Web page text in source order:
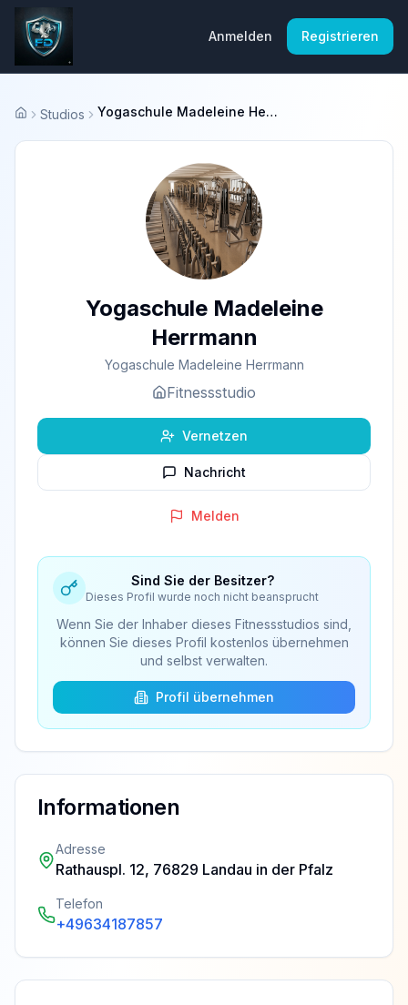
Anmelden Registrieren
Startseite
Studios Yogaschule Madeleine Herrmann
Yogaschule Madeleine
Herrmann
Yogaschule Madeleine Herrmann
Fitnessstudio
Vernetzen
Nachricht
Melden
Sind Sie der Besitzer?
Dieses Profil wurde noch nicht beansprucht
Wenn Sie der Inhaber dieses Fitnessstudios sind,
können Sie dieses Profil kostenlos übernehmen
und selbst verwalten.
Profil übernehmen
Informationen
Adresse
Rathauspl. 12, 76829 Landau in der Pfalz
Telefon
+49634187857